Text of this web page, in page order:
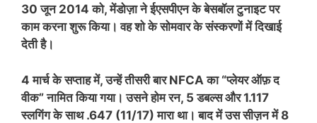
30 जून 2014 को, मेंडोज़ा ने ईएसपीएन के बेसबॉल टुनाइट पर
काम करना शुरू किया। वह शो के सोमवार के संस्करणों में दिखाई
देती है।
4 मार्च के सप्ताह में, उन्हें तीसरी बार NFCA का “प्लेयर ऑफ़ द
वीक” नामित किया गया। उसने होम रन, 5 डबल्स और 1.117
स्लगिंग के साथ .647 (11/17) मारा था। बाद में उस सीज़न में 8